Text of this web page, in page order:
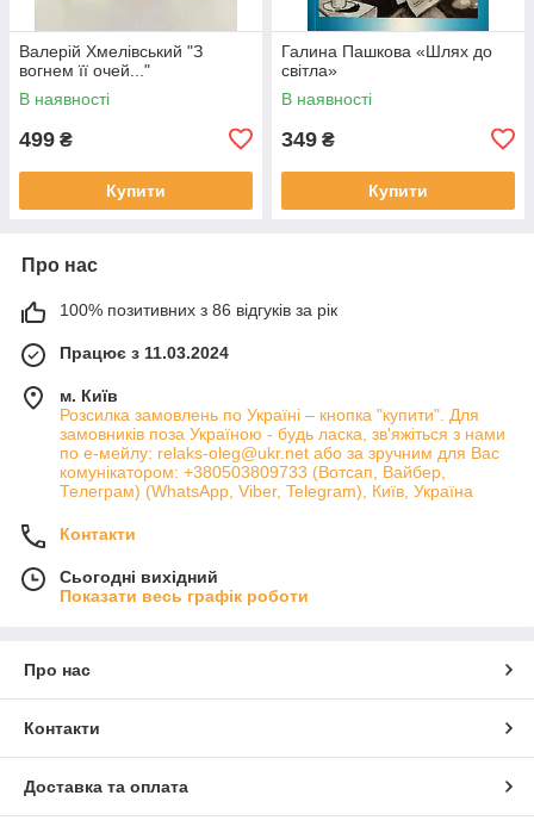
Валерій Хмелівський "З
вогнем її очей..."
В наявності
499 ₴
Купити
Галина Пашкова «Шлях до
світла»
В наявності
349 ₴
Купити
Про нас
100% позитивних з 86 відгуків за рік
Працює з 11.03.2024
м. Київ
Розсилка замовлень по Україні – кнопка "купити". Для
замовників поза Україною - будь ласка, зв'яжіться з нами
по е-мейлу: relaks-oleg@ukr.net або за зручним для Вас
комунікатором: +380503809733 (Вотсап, Вайбер,
Телеграм) (WhatsApp, Viber, Telegram), Київ, Україна
Контакти
Сьогодні вихідний
Показати весь графік роботи
Про нас
Контакти
Доставка та оплата